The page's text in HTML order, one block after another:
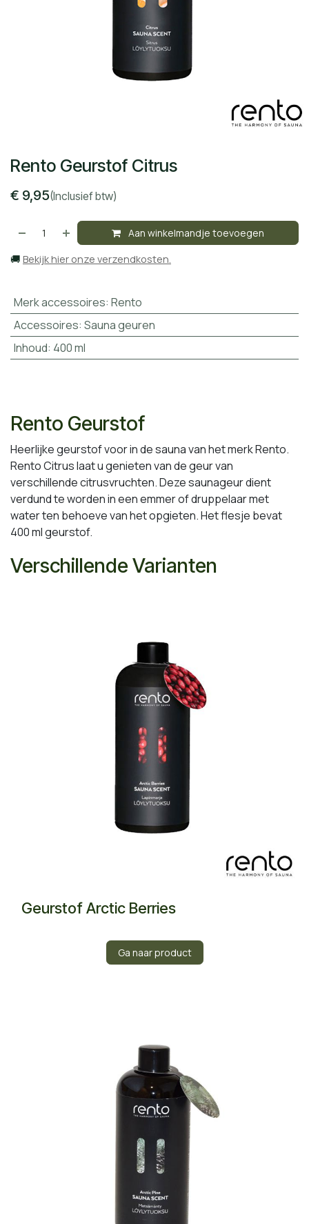
Rento Geurstof Citrus
€ 9,95(Inclusief btw)
Aan winkelmandje toevoegen
🚚 Bekijk hier onze verzendkosten.
Merk accessoires: Rento
Accessoires: Sauna geuren
Inhoud: 400 ml
Rento Geurstof
Heerlijke geurstof voor in de sauna van het merk Rento.
Rento Citrus laat u genieten van de geur van
verschillende citrusvruchten. Deze saunageur dient
verdund te worden in een emmer of druppelaar met
water ten behoeve van het opgieten. Het flesje bevat
400 ml geurstof.
Verschillende Varianten
Geurstof Arctic Berries
Ga naar product